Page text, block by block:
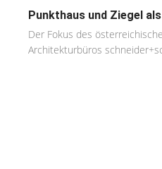
Punkthaus und Ziegel
Der Fokus des
Architekturbüros